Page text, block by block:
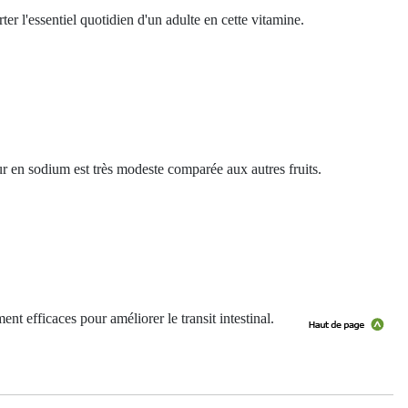
l'essentiel quotidien d'un adulte en cette vitamine.
sodium est très modeste comparée aux autres fruits.
efficaces pour améliorer le transit intestinal.